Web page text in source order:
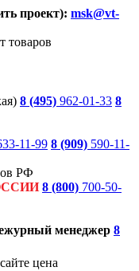
проект): msk@vt-
товаров
8 (495) 962-01-33 8
11-99 8 (909) 590-11-
РФ
8 (800) 700-50-
менеджер 8
сайте цена